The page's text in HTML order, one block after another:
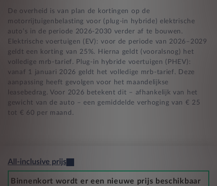
De overheid is van plan de kortingen op de
motorrijtuigenbelasting voor (plug-in hybride) elektrische
auto’s in de periode 2026-2030 verder af te bouwen.
Elektrische voertuigen (EV): voor de periode van 2026–2029
geldt een korting van 25%. Hierna geldt (vooralsnog) het
volledige mrb-tarief. Plug-in hybride voertuigen (PHEV):
vanaf 1 januari 2026 geldt het volledige mrb-tarief. Deze
aanpassing heeft gevolgen voor het maandelijkse
leasebedrag. Voor 2026 betekent dit – afhankelijk van het
gewicht van de auto – een gemiddelde verhoging van € 25
tot € 60 per maand.
All-inclusive prijs
Binnenkort wordt er een nieuwe prijs beschikbaar